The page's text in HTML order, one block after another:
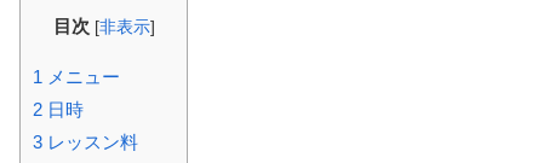
目次 [非表示]
1 メニュー
2 日時
3 レッスン料